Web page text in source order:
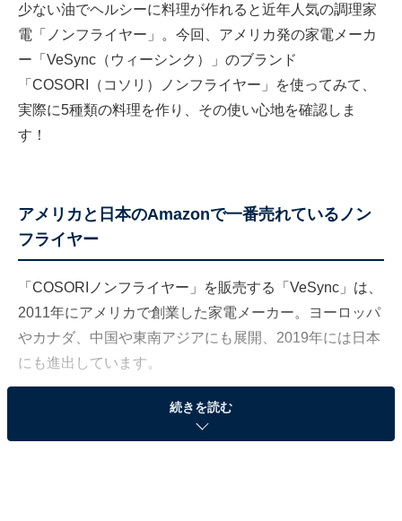
少ない油でヘルシーに料理が作れると近年人気の調理家
電「ノンフライヤー」。今回、アメリカ発の家電メーカ
ー「VeSync（ウィーシンク）」のブランド
「COSORI（コソリ）ノンフライヤー」を使ってみて、
実際に5種類の料理を作り、その使い心地を確認しま
す！
アメリカと日本のAmazonで一番売れているノン
フライヤー
「COSORIノンフライヤー」を販売する「VeSync」は、
2011年にアメリカで創業した家電メーカー。ヨーロッパ
やカナダ、中国や東南アジアにも展開、2019年には日本
にも進出しています。
続きを読む